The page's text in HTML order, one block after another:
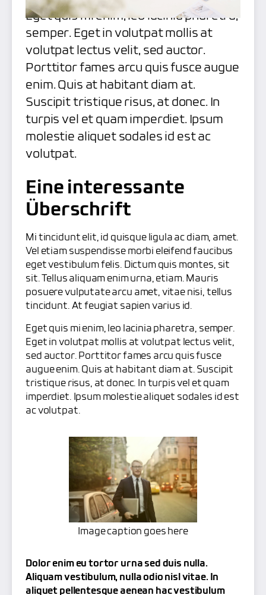
Eget quis mi enim, leo lacinia pharetra,
semper. Eget in volutpat mollis at
volutpat lectus velit, sed auctor.
Porttitor fames arcu quis fusce augue
enim. Quis at habitant diam at.
Suscipit tristique risus, at donec. In
turpis vel et quam imperdiet. Ipsum
molestie aliquet sodales id est ac
volutpat.
Eine interessante
Überschrift
Mi tincidunt elit, id quisque ligula ac diam, amet.
Vel etiam suspendisse morbi eleifend faucibus
eget vestibulum felis. Dictum quis montes, sit
sit. Tellus aliquam enim urna, etiam. Mauris
posuere vulputate arcu amet, vitae nisi, tellus
tincidunt. At feugiat sapien varius id.
Eget quis mi enim, leo lacinia pharetra, semper.
Eget in volutpat mollis at volutpat lectus velit,
sed auctor. Porttitor fames arcu quis fusce
augue enim. Quis at habitant diam at. Suscipit
tristique risus, at donec. In turpis vel et quam
imperdiet. Ipsum molestie aliquet sodales id est
ac volutpat.
Image caption goes here
Dolor enim eu tortor urna sed duis nulla.
Aliquam vestibulum, nulla odio nisl vitae. In
aliquet pellentesque aenean hac vestibulum